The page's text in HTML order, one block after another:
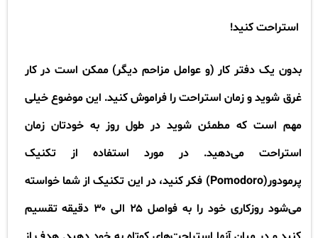
استراحت کنید!
بدون یک دفتر کار (و عوامل مزاحم دیگر) ممکن است در کار
غرق شوید و زمان استراحت را فراموش کنید. این موضوع خیلی
مهم است که مطمئن شوید در طول روز به خودتان زمان
استراحت می‌دهید. در مورد استفاده از تکنیک‌
پرمودور(Pomodoro)
فکر کنید، در این تکنیک از شما خواسته
می‌شود روزکاری خود را به فواصل ۲۵ الی ۳۰ دقیقه تقسیم